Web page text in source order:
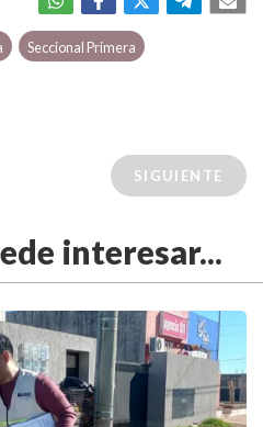
Seccional Primera
SIGUIENTE
interesar...